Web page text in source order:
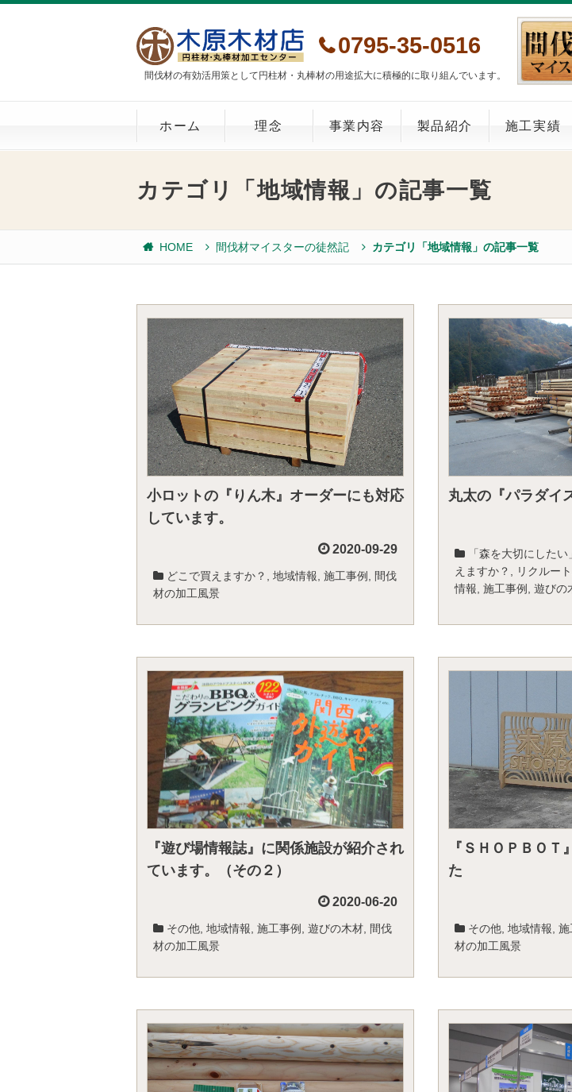
間伐材の有効活用策として円柱材・丸棒材の用途拡大に積極的に取り組んでいます。
0795-35-0516
ホーム 理念 事業内容 製品紹介 施工実績
カテゴリ「地域情報」の記事一覧
HOME 間伐材マイスターの徒然記 カテゴリ「地域情報 」の記事一覧
小ロットの『りん木』オーダーにも対応
しています。
2020-09-29
どこで買えますか？ 地域情報 施工事例
間伐
材の加工風景
丸太の『パラダイ
「森を大切にした
えますか？
リクルート
情報 施工事例 遊びの
『遊び場情報誌』に関係施設が紹介され
ています。（その２）
2020-06-20
その他 地域情報 施工事例 遊びの木材
間伐
材の加工風景
『ＳＨＯＰＢＯＴ
た
その他 地域情報 施
材の加工風景